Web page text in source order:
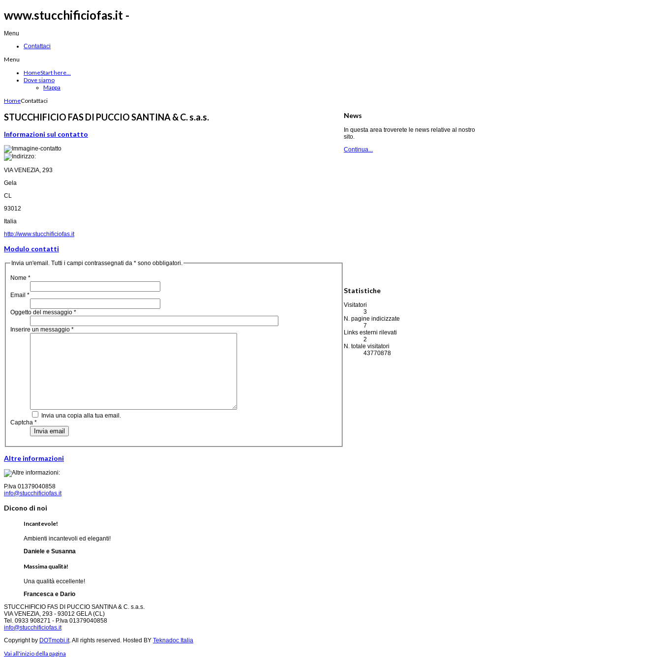
www.stucchificiofas.it -
Menu
Contattaci
Menu
HomeStart here...
Dove siamo
Mappa
HomeContattaci
STUCCHIFICIO FAS DI PUCCIO SANTINA & C. s.a.s.
Informazioni sul contatto
VIA VENEZIA, 293
Gela
CL
93012
Italia
http://www.stucchificiofas.it
Modulo contatti
Invia un'email. Tutti i campi contrassegnati da * sono obbligatori.
Nome *
Email *
Oggetto del messaggio *
Inserire un messaggio *
Invia una copia alla tua email.
Captcha *
Invia email
Altre informazioni
P.Iva 01379040858
info@stucchificiofas.it
Dicono di noi
Incantevole!
Ambienti incantevoli ed eleganti!
Daniele e Susanna
Massima qualità!
Una qualità eccellente!
Francesca e Dario
News
In questa area troverete le news relative al nostro
sito.
Continua...
Statistiche
Visitatori
3
N. pagine indicizzate
7
Links esterni rilevati
2
N. totale visitatori
43770878
STUCCHIFICIO FAS DI PUCCIO SANTINA & C. s.a.s.
VIA VENEZIA, 293 - 93012 GELA (CL)
Tel. 0933 908271 - P.Iva 01379040858
info@stucchificiofas.it
Copyright by DOTmobi.it. All rights reserved. Hosted BY Teknadoc Italia
Vai all'inizio della pagina